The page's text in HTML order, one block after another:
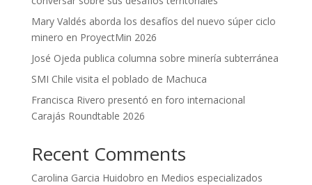
Mary Valdés aborda los desafíos del nuevo súper ciclo
minero en ProyectMin 2026
José Ojeda publica columna sobre minería subterránea
SMI Chile visita el poblado de Machuca
Francisca Rivero presentó en foro internacional
Carajás Roundtable 2026
Recent Comments
Carolina Garcia Huidobro en Medios especializados